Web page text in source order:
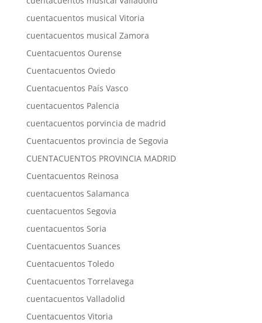
cuentacuentos musical Vitoria
cuentacuentos musical Zamora
Cuentacuentos Ourense
Cuentacuentos Oviedo
Cuentacuentos País Vasco
cuentacuentos Palencia
cuentacuentos porvincia de madrid
Cuentacuentos provincia de Segovia
CUENTACUENTOS PROVINCIA MADRID
Cuentacuentos Reinosa
cuentacuentos Salamanca
cuentacuentos Segovia
cuentacuentos Soria
Cuentacuentos Suances
Cuentacuentos Toledo
Cuentacuentos Torrelavega
cuentacuentos Valladolid
Cuentacuentos Vitoria